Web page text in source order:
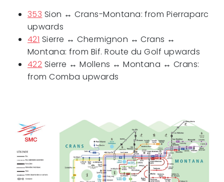
353 Sion ↔ Crans-Montana: from Pierraparc
upwards
421 Sierre ↔ Chermignon ↔ Crans ↔
Montana: from Bif. Route du Golf upwards
422 Sierre ↔ Mollens ↔ Montana ↔ Crans:
from Comba upwards